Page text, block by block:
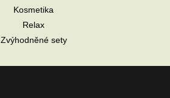
Kosmetika
Relax
Zvýhodněné sety